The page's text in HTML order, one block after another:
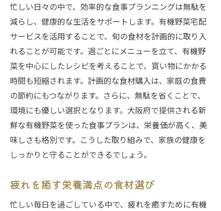
忙しい日々の中で、効率的な食事プランニングは無駄を
減らし、健康的な生活をサポートします。有機野菜宅配
サービスを活用することで、旬の食材を計画的に取り入
れることが可能です。週ごとにメニューを立て、有機野
菜を中心にしたレシピを考えることで、買い物にかかる
時間も短縮されます。計画的な食材購入は、家庭の食費
の節約にもつながります。さらに、無駄を省くことで、
環境にも優しい選択となります。大阪府で提供される新
鮮な有機野菜を使った食事プランは、栄養価が高く、美
味しさも格別です。こうした取り組みで、家族の健康を
しっかりと守ることができるでしょう。
疲れを癒す栄養満点の食材選び
忙しい毎日を過ごしている中で、疲れを癒すために有機